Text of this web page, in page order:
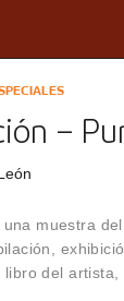
–
muestra
del